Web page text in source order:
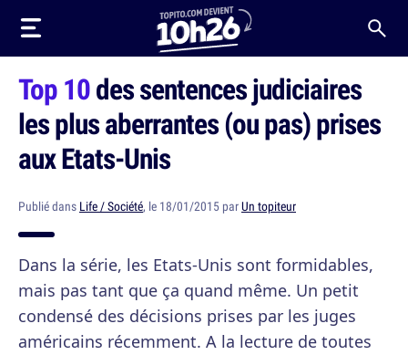
Top 10des sentences judiciaires
les plus aberrantes (ou pas) prises
aux Etats-Unis
Publié dans Life / Société, le 18/01/2015 parUn topiteur
Dans la série, les Etats-Unis sont formidables,
mais pas tant que ça quand même. Un petit
condensé des décisions prises par les juges
américains récemment. A la lecture de toutes